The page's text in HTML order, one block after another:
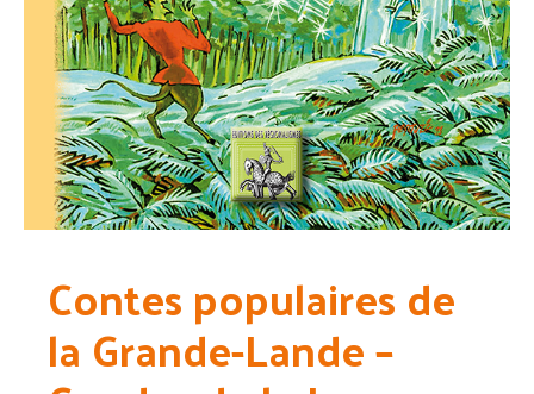
Contes populaires de
la Grande-Lande –